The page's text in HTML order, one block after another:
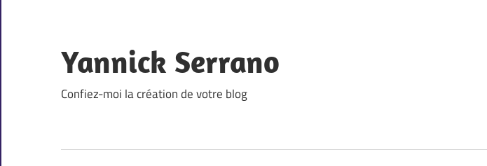
content
Yannick Serrano
Confiez-moi la création de votre blog